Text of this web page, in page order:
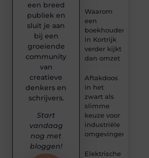
Waarom
een
boekhouder
in Kortrijk
verder kijkt
dan omzet
Aftakdoos
in het
zwart als
slimme
keuze voor
industriële
omgevingen
Elektrische
een breed
publiek en
sluit je aan
bij een
groeiende
community
van
creatieve
denkers en
schrijvers.
Start
vandaag
nog met
bloggen!